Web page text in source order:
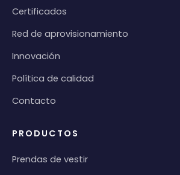
Certificados
Red de aprovisionamiento
Innovación
Política de calidad
Contacto
PRODUCTOS
Prendas de vestir